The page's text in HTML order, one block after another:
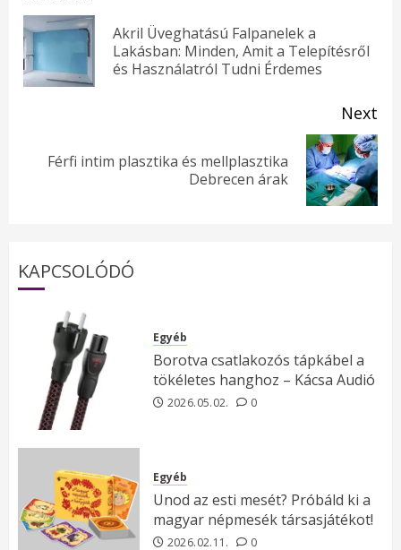
navigationAkril Üveghatású Falpanelek a
Lakásban: Minden, Amit a Telepítésről
és Használatról Tudni Érdemes
Next
NextFérfi intim plasztika és mellplasztika
Debrecen árak
KAPCSOLÓDÓ
Egyéb
Borotva csatlakozós tápkábel a
tökéletes hanghoz – Kácsa Audió
2026.05.02. 0
Egyéb
Unod az esti mesét? Próbáld ki a
magyar népmesék társasjátékot!
2026.02.11. 0